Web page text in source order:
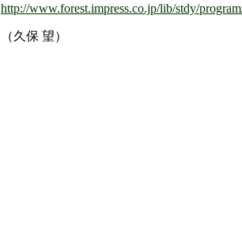
http://www.forest.impress.co.jp/lib/stdy/
（久保 望）